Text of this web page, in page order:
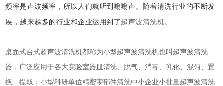
频率是声波频率，所以人们就听到嗡嗡声。随着清洗行业的不断发
展，越来越多的行业和企业运用到了 超声波清洗机。
桌面式台式超声波清洗机都称为小型超声波清洗机也叫 超声波清洗
器 ，广泛应用于各大实验室器皿清洗、脱气、消毒、乳化、混匀、置
换、提取；小型科研单位精密零部件清洗中小企业小批量超声波清洗